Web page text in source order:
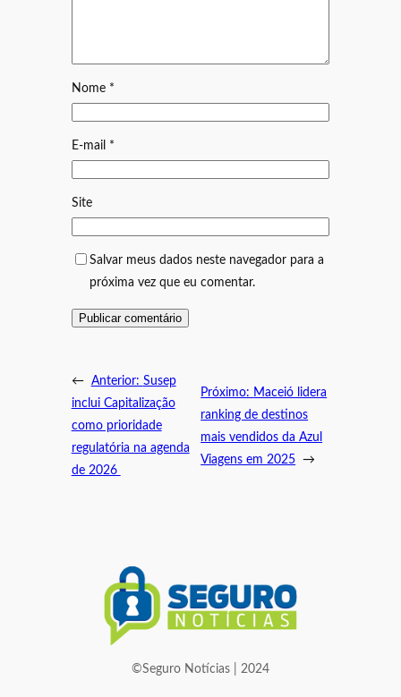
Nome *
E-mail *
Site
Salvar meus dados neste navegador para a
próxima vez que eu comentar.
← Anterior: Susep
inclui Capitalização
como prioridade
regulatória na agenda
de 2026
Próximo: Maceió lidera
ranking de destinos
mais vendidos da Azul
Viagens em 2025 →
©Seguro Notícias | 2024